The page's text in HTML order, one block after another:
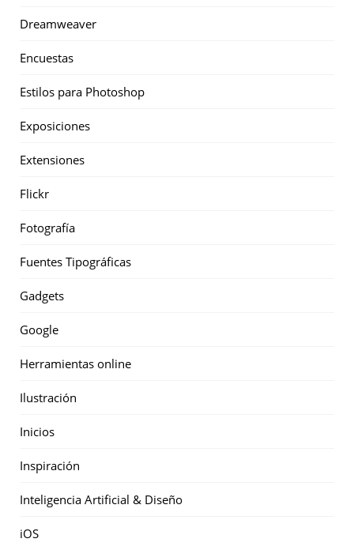
Dreamweaver
Encuestas
Estilos para Photoshop
Exposiciones
Extensiones
Flickr
Fotografía
Fuentes Tipográficas
Gadgets
Google
Herramientas online
Ilustración
Inicios
Inspiración
Inteligencia Artificial & Diseño
iOS